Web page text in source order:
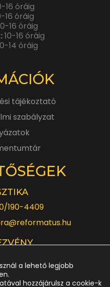
16 óráig
16 óráig
16 óráig
10-16 óráig
14 óráig
tájékoztató
szabályzat
190-4409
a lehető legjobb
hozzájárulsz a cookie-k